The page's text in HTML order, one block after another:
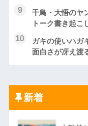
千鳥・大悟のヤ
トーク書き起こ
ガキの使いハガ
面白さが冴え渡
新着